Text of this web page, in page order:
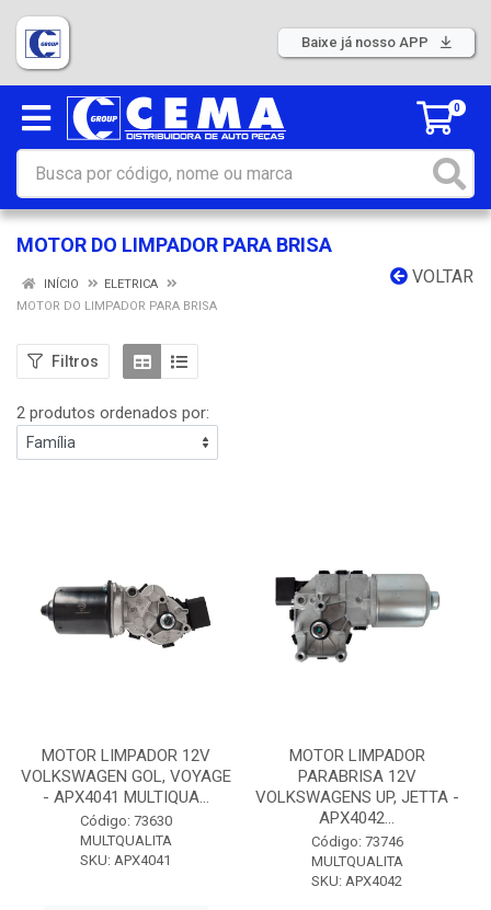
Baixe já nosso APP
0
MOTOR DO LIMPADOR PARA BRISA
VOLTAR
INÍCIO
ELETRICA
MOTOR DO LIMPADOR PARA BRISA
Filtros
2 produtos ordenados por:
MOTOR LIMPADOR 12V
VOLKSWAGEN GOL, VOYAGE
- APX4041 MULTIQUA...
Código: 73630
MULTQUALITA
SKU: APX4041
MOTOR LIMPADOR
PARABRISA 12V
VOLKSWAGENS UP, JETTA -
APX4042...
Código: 73746
MULTQUALITA
SKU: APX4042